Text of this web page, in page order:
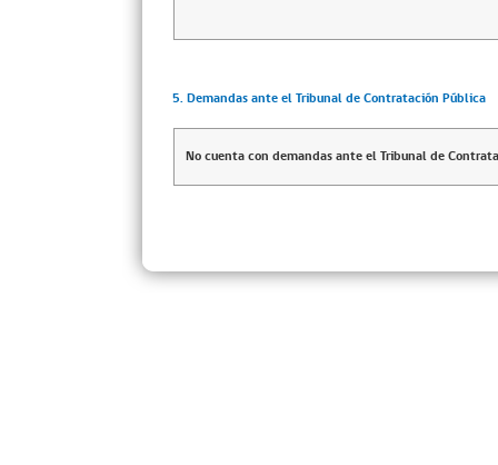
5. Demandas ante el Tribunal de Contratación Pública
No cuenta con demandas ante el Tribunal de